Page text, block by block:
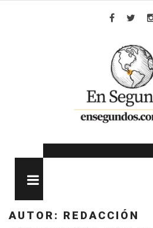
AUTOR: REDACCIÓN